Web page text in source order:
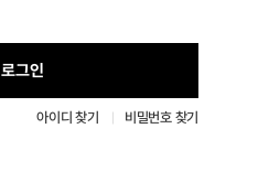
로그인
아이디 찾기 비밀번호 찾기